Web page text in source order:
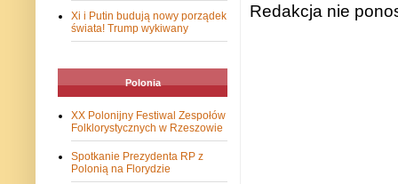
Redakcja nie
Xi i Putin budują nowy porządek
świata! Trump wykiwany
Polonia
XX Polonijny Festiwal Zespołów
Folklorystycznych w Rzeszowie
Spotkanie Prezydenta RP z
Polonią na Florydzie